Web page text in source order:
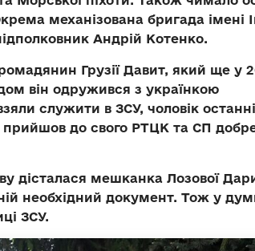
механізована бригада імені
Андрій Котенко.
Грузії Давит, який ще у
він одружився з українкою
служити в ЗСУ, чоловік останні
прийшов до свого РТЦК та СП
дісталася мешканка Лозової
необхідний документ. Тож у
ЗСУ.